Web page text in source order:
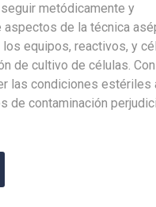
metódicamente y
aspectos de la técnica
equipos, reactivos, y
de cultivo de células.
las condiciones estériles
de contaminación